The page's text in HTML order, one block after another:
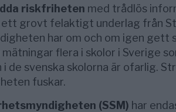
riskfriheten med trådlös
ett grovt felaktigt underlag från
har om och om igen gett
flera i skolor i Sverige
i de svenska skolorna är ofarlig.
fuskar.
(SSM) har